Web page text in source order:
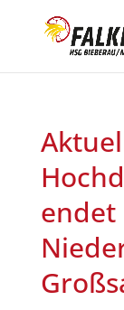
endet